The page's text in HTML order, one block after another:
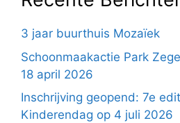
3 jaar buurthuis Mozaïek
Schoonmaakactie Park
18 april 2026
Inschrijving geopend: 7e
Kinderendag op 4 juli 2026